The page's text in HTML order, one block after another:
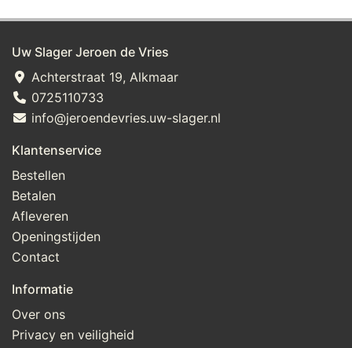
Uw Slager Jeroen de Vries
Achterstraat 19, Alkmaar
0725110733
info@jeroendevries.uw-slager.nl
Klantenservice
Bestellen
Betalen
Afleveren
Openingstijden
Contact
Informatie
Over ons
Privacy en veiligheid